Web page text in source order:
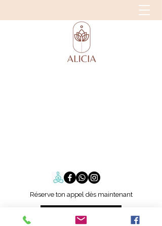
Réserve ton appel dès maintenant
Let's Go